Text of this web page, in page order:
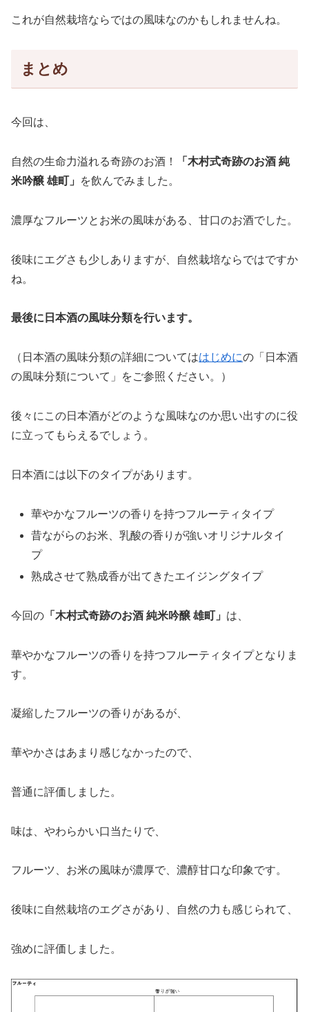
これが自然栽培ならではの風味なのかもしれませんね。
まとめ
今回は、
自然の生命力溢れる奇跡のお酒！
「木村式奇跡のお酒 純
米吟醸 雄町」
を飲んでみました。
濃厚なフルーツとお米の風味がある、甘口のお酒でした。
後味にエグさも少しありますが、自然栽培ならではですか
ね。
最後に日本酒の風味分類を行います。
（日本酒の風味分類の詳細についてははじめにの「日本酒
の風味分類について」をご参照ください。）
後々にこの日本酒がどのような風味なのか思い出すのに役
に立ってもらえるでしょう。
日本酒には以下のタイプがあります。
華やかなフルーツの香りを持つフルーティタイプ
昔ながらのお米、乳酸の香りが強いオリジナルタイ
プ
熟成させて熟成香が出てきたエイジングタイプ
今回の 「 木村式奇跡のお酒 純米吟醸 雄町 」 は、
華やかなフルーツの香りを持つフルーティタイプとなりま
す。
凝縮したフルーツの香りがあるが、
華やかさはあまり感じなかったので、
普通に評価しました。
味は、やわらかい口当たりで、
フルーツ、お米の風味が濃厚で、濃醇甘口な印象です。
後味に自然栽培のエグさがあり、自然の力も感じられて、
強めに評価しました。